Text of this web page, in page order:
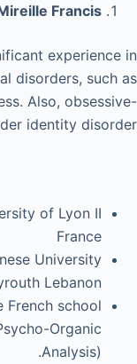
Francis
experience in
disorders, such as
Also, obsessive-
identity disorder.
of Lyon II
France
University
Lebanon
French school
Organic
Analysis).